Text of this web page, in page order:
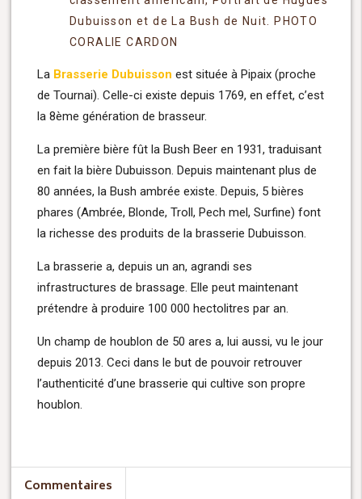
Dubuisson et de La Bush de Nuit. PHOTO
CORALIE CARDON
La Brasserie Dubuisson est située à Pipaix (proche
de Tournai). Celle-ci existe depuis 1769, en effet, c’est
la 8ème génération de brasseur.
La première bière fût la Bush Beer en 1931, traduisant
en fait la bière Dubuisson. Depuis maintenant plus de
80 années, la Bush ambrée existe. Depuis, 5 bières
phares (Ambrée, Blonde, Troll, Pech mel, Surfine) font
la richesse des produits de la brasserie Dubuisson.
La brasserie a, depuis un an, agrandi ses
infrastructures de brassage. Elle peut maintenant
prétendre à produire 100 000 hectolitres par an.
Un champ de houblon de 50 ares a, lui aussi, vu le jour
depuis 2013. Ceci dans le but de pouvoir retrouver
l’authenticité d’une brasserie qui cultive son propre
houblon.
Commentaires